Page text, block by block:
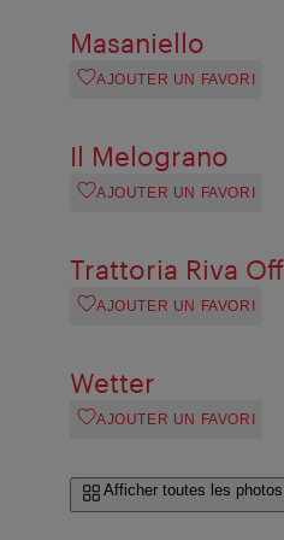
Masaniello
AJOUTER UN FAVORI
Il Melograno
AJOUTER UN FAVORI
Trattoria Riva
AJOUTER UN FAVORI
Wetter
AJOUTER UN FAVORI
Afficher toutes les photos